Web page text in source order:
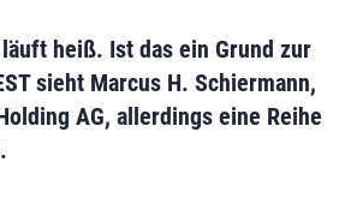
läuft heiß. Ist das ein Grund zur
sieht Marcus H. Schiermann,
AG, allerdings eine Reihe